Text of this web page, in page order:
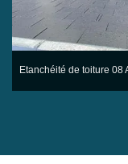
Etanchéité de toiture 08